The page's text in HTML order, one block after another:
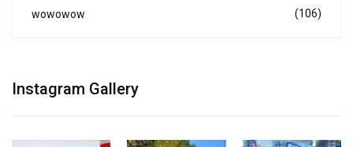
wowowow (106)
Instagram Gallery